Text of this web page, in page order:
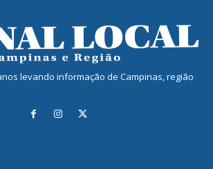
anos levando informação de Campinas, região